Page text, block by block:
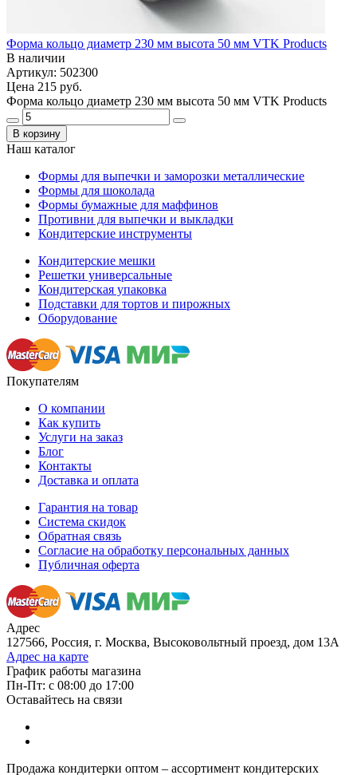
Форма кольцо диаметр 230 мм высота 50 мм VTK Products
В наличии
Артикул: 502300
Цена 215 руб.
Форма кольцо диаметр 230 мм высота 50 мм VTK Products
В корзину
Наш каталог
Формы для выпечки и заморозки металлические
Формы для шоколада
Формы бумажные для маффинов
Противни для выпечки и выкладки
Кондитерские инструменты
Кондитерские мешки
Решетки универсальные
Кондитерская упаковка
Подставки для тортов и пирожных
Оборудование
Покупателям
О компании
Как купить
Услуги на заказ
Блог
Контакты
Доставка и оплата
Гарантия на товар
Система скидок
Обратная связь
Согласие на обработку персональных данных
Публичная оферта
Адрес
127566, Россия, г. Москва, Высоковольтный проезд, дом 13А
Адрес на карте
График работы магазина
Пн-Пт: с 08:00 до 17:00
Оставайтесь на связи
Продажа кондитерки оптом – ассортимент кондитерских